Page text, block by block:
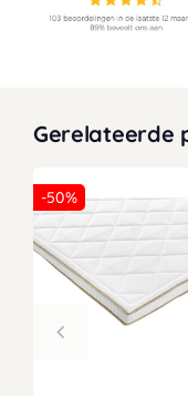
Gerelateerde
-50%